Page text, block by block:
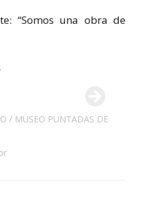
“Somos una obra de
MUSEO PUNTADAS DE